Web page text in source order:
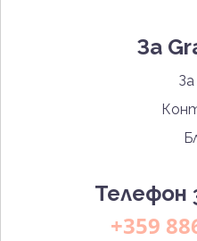
За
Телефон
+359